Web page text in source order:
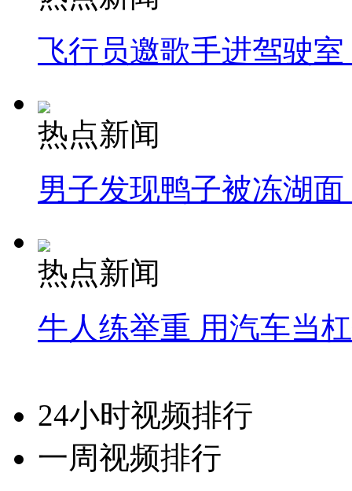
飞行员邀歌手进驾驶
热点新闻
男子发现鸭子被冻湖
热点新闻
牛人练举重 用汽车当
24小时视频排行
一周视频排行